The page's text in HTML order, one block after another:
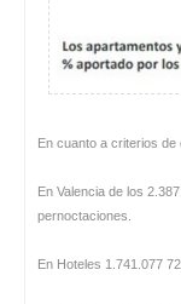
En cuanto a criterios
En Valencia de los
pernoctaciones.
En Hoteles 1.741.077